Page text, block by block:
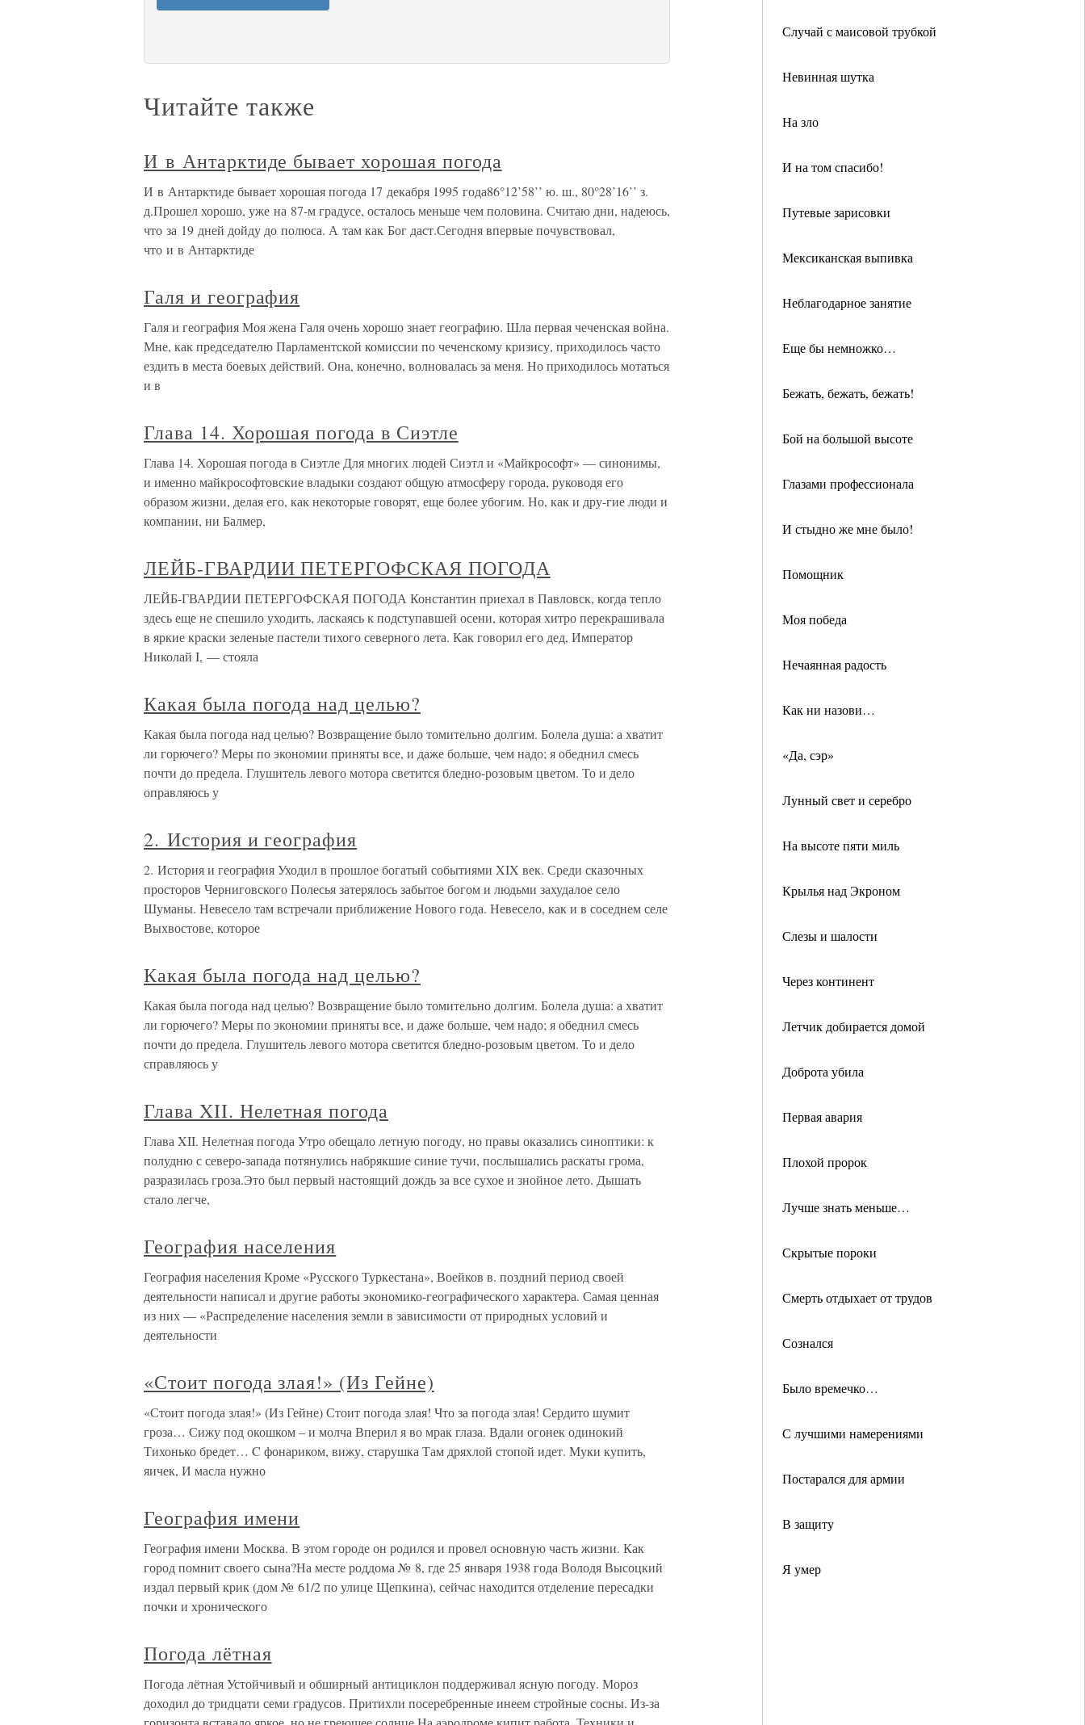
Случай с маисовой трубкой
Невинная шутка
На зло
И на том спасибо!
Путевые зарисовки
Мексиканская выпивка
Неблагодарное занятие
Еще бы немножко…
Бежать, бежать, бежать!
Бой на большой высоте
Глазами профессионала
И стыдно же мне было!
Помощник
Моя победа
Нечаянная радость
Как ни назови…
«Да, сэр»
Лунный свет и серебро
На высоте пяти миль
Крылья над Экроном
Слезы и шалости
Через континент
Летчик добирается домой
Доброта убила
Первая авария
Плохой пророк
Лучше знать меньше…
Скрытые пороки
Смерть отдыхает от трудов
Сознался
Было времечко…
С лучшими намерениями
Постарался для армии
В защиту
Я умер
Читайте также
И в Антарктиде бывает хорошая погода
И в Антарктиде бывает хорошая погода 17 декабря 1995 года86°12’58’’ ю. ш., 80°28’16’’ з.
д.Прошел хорошо, уже на 87-м градусе, осталось меньше чем половина. Считаю дни, надеюсь,
что за 19 дней дойду до полюса. А там как Бог даст.Сегодня впервые почувствовал,
что и в Антарктиде
Галя и география
Галя и география Моя жена Галя очень хорошо знает географию. Шла первая чеченская война.
Мне, как председателю Парламентской комиссии по чеченскому кризису, приходилось часто
ездить в места боевых действий. Она, конечно, волновалась за меня. Но приходилось мотаться
и в
Глава 14. Хорошая погода в Сиэтле
Глава 14. Хорошая погода в Сиэтле Для многих людей Сиэтл и «Майкрософт» — синонимы,
и именно майкрософтовские владыки создают общую атмосферу города, руководя его
образом жизни, делая его, как некоторые говорят, еще более убогим. Но, как и дру-гие люди и
компании, ни Балмер,
ЛЕЙБ-ГВАРДИИ ПЕТЕРГОФСКАЯ ПОГОДА
ЛЕЙБ-ГВАРДИИ ПЕТЕРГОФСКАЯ ПОГОДА Константин приехал в Павловск, когда тепло
здесь еще не спешило уходить, ласкаясь к подступавшей осени, которая хитро перекрашивала
в яркие краски зеленые пастели тихого северного лета. Как говорил его дед, Император
Николай I, — стояла
Какая была погода над целью?
Какая была погода над целью? Возвращение было томительно долгим. Болела душа: а хватит
ли горючего? Меры по экономии приняты все, и даже больше, чем надо; я обеднил смесь
почти до предела. Глушитель левого мотора светится бледно-розовым цветом. То и дело
оправляюсь у
2. История и география
2. История и география Уходил в прошлое богатый событиями XIX век. Среди сказочных
просторов Черниговского Полесья затерялось забытое богом и людьми захудалое село
Шуманы. Невесело там встречали приближение Нового года. Невесело, как и в соседнем селе
Выхвостове, которое
Какая была погода над целью?
Какая была погода над целью? Возвращение было томительно долгим. Болела душа: а хватит
ли горючего? Меры по экономии приняты все, и даже больше, чем надо; я обеднил смесь
почти до предела. Глушитель левого мотора светится бледно-розовым цветом. То и дело
справляюсь у
Глава XII. Нелетная погода
Глава XII. Нелетная погода Утро обещало летную погоду, но правы оказались синоптики: к
полудню с северо-запада потянулись набрякшие синие тучи, послышались раскаты грома,
разразилась гроза.Это был первый настоящий дождь за все сухое и знойное лето. Дышать
стало легче,
География населения
География населения Кроме «Русского Туркестана», Воейков в. поздний период своей
деятельности написал и другие работы экономико-географического характера. Самая ценная
из них — «Распределение населения земли в зависимости от природных условий и
деятельности
«Стоит погода злая!» (Из Гейне)
«Стоит погода злая!» (Из Гейне) Стоит погода злая! Что за погода злая! Сердито шумит
гроза… Сижу под окошком – и молча Вперил я во мрак глаза. Вдали огонек одинокий
Тихонько бредет… C фонариком, вижу, старушка Там дряхлой стопой идет. Муки купить,
яичек, И масла нужно
География имени
География имени Москва. В этом городе он родился и провел основную часть жизни. Как
город помнит своего сына?На месте роддома № 8, где 25 января 1938 года Володя Высоцкий
издал первый крик (дом № 61/2 по улице Щепкина), сейчас находится отделение пересадки
почки и хронического
Погода лётная
Погода лётная Устойчивый и обширный антициклон поддерживал ясную погоду. Мороз
доходил до тридцати семи градусов. Притихли посеребренные инеем стройные сосны. Из-за